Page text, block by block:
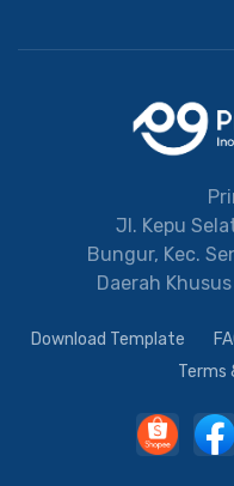
Jl. Kepu
Bungur, Kec.
Daerah
Download Template
Terms